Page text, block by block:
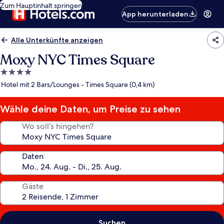
Zum Hauptinhalt springen
App herunterladen
Alle Unterkünfte anzeigen
Moxy NYC Times Square
4.0-
Sterne-
Hotel mit 2 Bars/Lounges - Times Square (0,4 km)
Wähle deine Daten, um Preise zu sehen
Wo soll’s hingehen?
Daten
Gäste